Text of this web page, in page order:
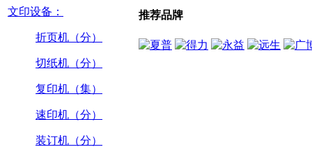
文印设备：
折页机（分）
切纸机（分）
复印机（集）
速印机（分）
装订机（分）
推荐品牌